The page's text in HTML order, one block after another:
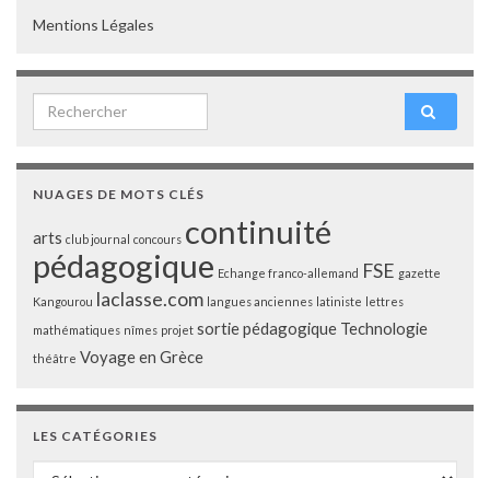
Mentions Légales
Search for:
NUAGES DE MOTS CLÉS
arts club journal concours continuité
pédagogique Echange franco-allemand FSE gazette
Kangourou laclasse.com langues anciennes latiniste lettres
mathématiques nîmes projet sortie pédagogique Technologie
théâtre Voyage en Grèce
LES CATÉGORIES
Les catégories